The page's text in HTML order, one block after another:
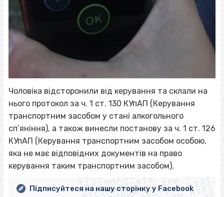
Чоловіка відсторонили від керування та склали на
нього протокол за ч. 1 ст. 130 КУпАП (Керування
транспортним засобом у стані алкогольного
сп’яніння), а також винесли постанову за ч. 1 ст. 126
КУпАП (Керування транспортним засобом особою,
яка не має відповідних документів на право
керування таким транспортним засобом).
ВІСІМНАДЦЯТЬ ТРИ НУЛІ
ВІСІМНАДЦЯТЬ ТРИ НУЛІ
ВІСІМНАДЦЯТЬ ТРИ НУЛІ
ВІСІМНАДЦЯТЬ ТРИ НУЛІ
Підписуйтеся на нашу сторінку у Facebook